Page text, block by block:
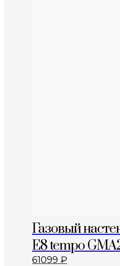
Газовый
E8 tempo
61099 ₽